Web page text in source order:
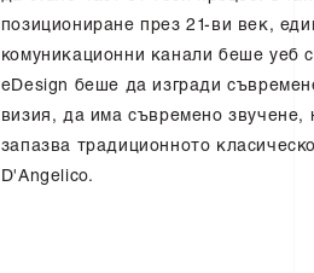
позициониране през 21-ви век,
комуникационни канали беше уеб
eDesign беше да изгради
визия, да има съвремено звучене,
запазва традиционното
D'Angelico.